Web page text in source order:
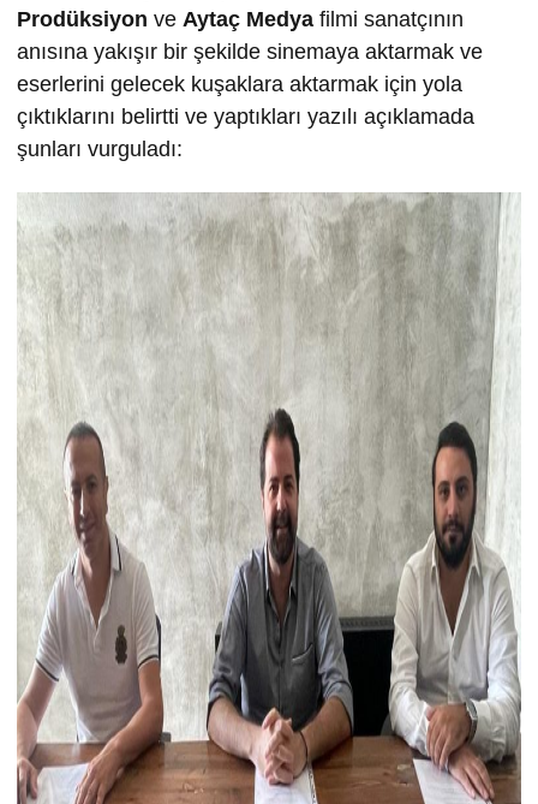
Prodüksiyon ve Aytaç Medya filmi sanatçının
anısına yakışır bir şekilde sinemaya aktarmak ve
eserlerini gelecek kuşaklara aktarmak için yola
çıktıklarını belirtti ve yaptıkları yazılı açıklamada
şunları vurguladı: